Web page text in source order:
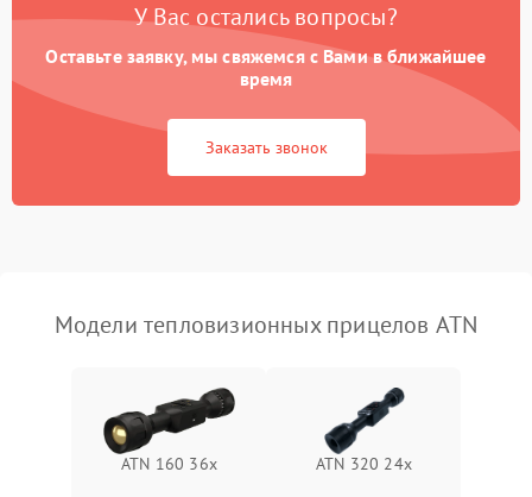
Поломка системы GPS 2000 ₽ Подробнее →
Повреждение системы
защиты от перегрузок
1500 ₽
автоматического
1500 ₽ Подробнее →
Неисправность системы
Подробнее →
У Вас остались вопросы?
Оставьте заявку, мы свяжемся с Вами в ближайшее
время
Заказать звонок
Модели тепловизионных прицелов ATN
ATN 160 36x ATN 320 24x